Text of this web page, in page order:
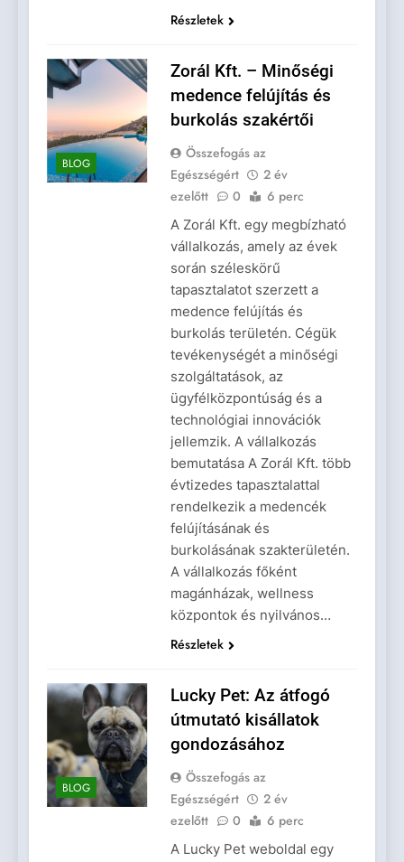
Részletek
BLOG
Zorál Kft. – Minőségi
medence felújítás és
burkolás szakértői
Összefogás az
Egészségért
2 év
ezelőtt
0 6 perc
A Zorál Kft. egy megbízható
vállalkozás, amely az évek
során széleskörű
tapasztalatot szerzett a
medence felújítás és
burkolás területén. Cégük
tevékenységét a minőségi
szolgáltatások, az
ügyfélközpontúság és a
technológiai innovációk
jellemzik. A vállalkozás
bemutatása A Zorál Kft. több
évtizedes tapasztalattal
rendelkezik a medencék
felújításának és
burkolásának szakterületén.
A vállalkozás főként
magánházak, wellness
központok és nyilvános…
Részletek
BLOG
Lucky Pet: Az átfogó
útmutató kisállatok
gondozásához
Összefogás az
Egészségért
2 év
ezelőtt
0 6 perc
A Lucky Pet weboldal egy